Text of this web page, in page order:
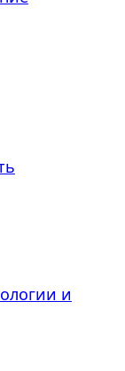
и